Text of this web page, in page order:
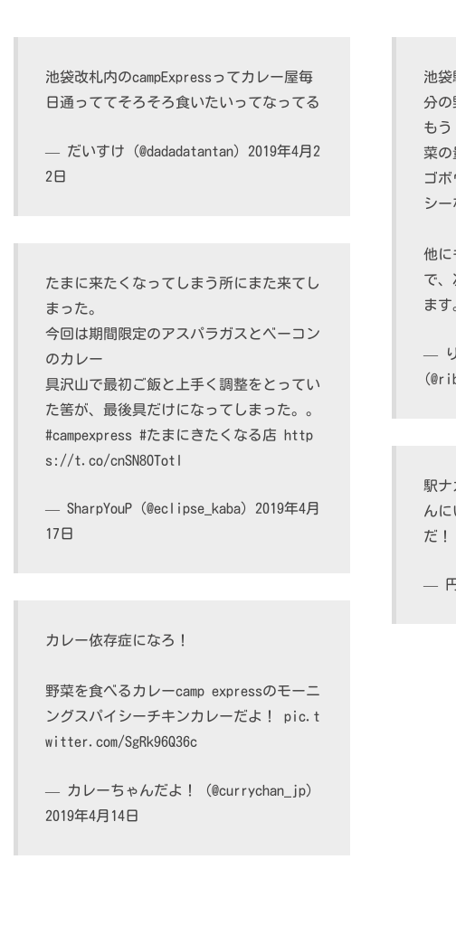
池袋改札内のcampExpressってカレー屋毎
日通っててそろそろ食いたいってなってる
— だいすけ (@dadadatantan) 2019年4月2
2日
たまに来たくなってしまう所にまた来てし
まった。
今回は期間限定のアスパラガスとベーコン
のカレー
具沢山で最初ご飯と上手く調整をとってい
た筈が、最後具だけになってしまった。。
#campexpress #たまにきたくなる店
http
s://t.co/cnSN8OTotl
— SharpYouP (@eclipse_kaba) 2019年4月
17日
カレー依存症になろ！
野菜を食べるカレーcamp expressのモーニ
ングスパイシーチキンカレーだよ！ pic.t
witter.com/SgRk96Q36c
— カレーちゃんだよ！ (@currychan_jp)
2019年4月14日
池袋
分の
もう
菜の
ゴ
シー
他に
で、
ます
— り
駅ナ
ん
だ！
—